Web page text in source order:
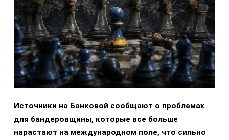
Источники на Банковой сообщают о проблемах
для бандеровщины, которые все больше
нарастают на международном поле, что сильно